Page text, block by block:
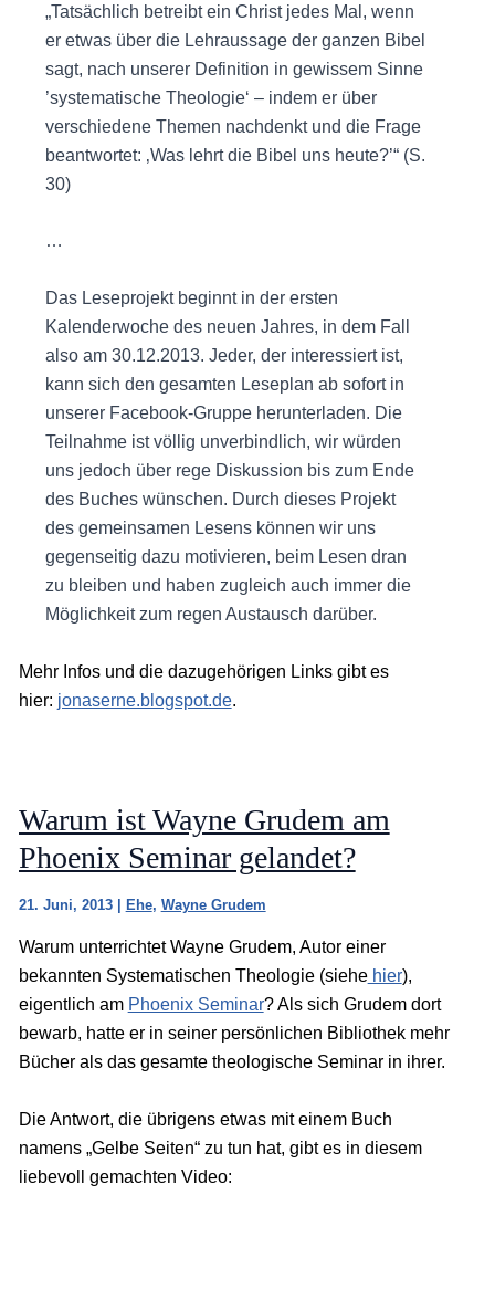
„Tatsächlich betreibt ein Christ jedes Mal, wenn
er etwas über die Lehraussage der ganzen Bibel
sagt, nach unserer Definition in gewissem Sinne
’systematische Theologie‘ – indem er über
verschiedene Themen nachdenkt und die Frage
beantwortet: ‚Was lehrt die Bibel uns heute?’“ (S.
30)
…
Das Leseprojekt beginnt in der ersten
Kalenderwoche des neuen Jahres, in dem Fall
also am 30.12.2013. Jeder, der interessiert ist,
kann sich den gesamten Leseplan ab sofort in
unserer Facebook-Gruppe herunterladen. Die
Teilnahme ist völlig unverbindlich, wir würden
uns jedoch über rege Diskussion bis zum Ende
des Buches wünschen. Durch dieses Projekt
des gemeinsamen Lesens können wir uns
gegenseitig dazu motivieren, beim Lesen dran
zu bleiben und haben zugleich auch immer die
Möglichkeit zum regen Austausch darüber.
Mehr Infos und die dazugehörigen Links gibt es
hier: jonaserne.blogspot.de.
Warum ist Wayne Grudem am
Phoenix Seminar gelandet?
21. Juni, 2013 Ehe, Wayne Grudem
Warum unterrichtet Wayne Grudem, Autor einer
bekannten Systematischen Theologie (siehehier),
eigentlich am Phoenix Seminar? Als sich Grudem dort
bewarb, hatte er in seiner persönlichen Bibliothek mehr
Bücher als das gesamte theologische Seminar in ihrer.
Die Antwort, die übrigens etwas mit einem Buch
namens „Gelbe Seiten“ zu tun hat, gibt es in diesem
liebevoll gemachten Video: